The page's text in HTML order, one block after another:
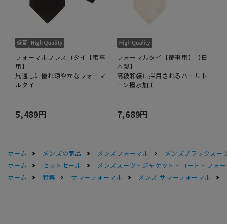
フォーマルフレスコタイ【弔事
用】
風通しに優れ涼やかなフォーマ
ルタイ
5,489円
フォーマルタイ【慶事用】【日
本製】
高級和装に採用されるパールト
ーン撥水加工
7,689円
ホーム メンズの商品 メンズフォーマル
メンズブラックスー
ホーム
セットセール
メンズスーツ・ジャケット・コート・フォ
ホーム
特集 サマーフォーマル メンズ サマーフォーマル